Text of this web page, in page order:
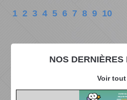
NOS DERNIÈRES
Voir tout
1 2 3 4 5 6 7 8 9 10